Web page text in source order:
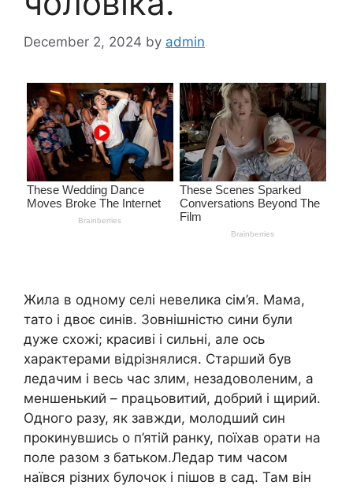
December 2, 2024 by admin
Жила в одному селі невелика сім’я. Мама,
тато і двоє синів. Зовнішністю сини були
дуже схожі; красиві і сильні, але ось
характерами відрізнялися. Старший був
ледачим і весь час злим, незадоволеним, а
меншенький – працьовитий, добрий і щирий.
Одного разу, як завжди, молодший син
прокинувшись о п’ятій ранку, поїхав орати на
поле разом з батьком.Ледар тим часом
наївся різних булочок і пішов в сад. Там він